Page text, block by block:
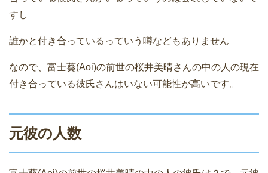
すし
誰かと付き合っているっていう噂などもありません
なので、富士葵(Aoi)の前世の桜井美晴さんの中の人の現在
付き合っている彼氏さんはいない可能性が高いです。
元彼の人数